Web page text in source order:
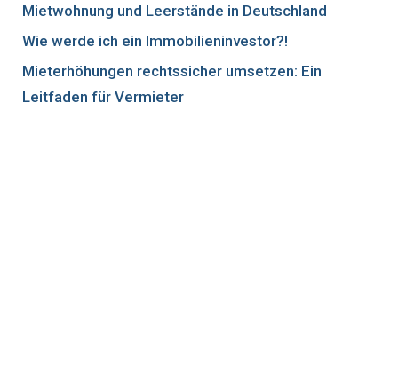
Mietwohnung und Leerstände in Deutschland
Wie werde ich ein Immobilieninvestor?!
Mieterhöhungen rechtssicher umsetzen: Ein
Leitfaden für Vermieter